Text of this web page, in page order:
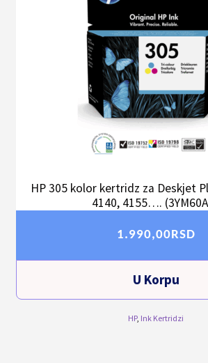
HP 305 kolor kertridz za Deskjet
4140, 4155….
1.990,00RSD
U Korpu
HP, Ink Kertridzi